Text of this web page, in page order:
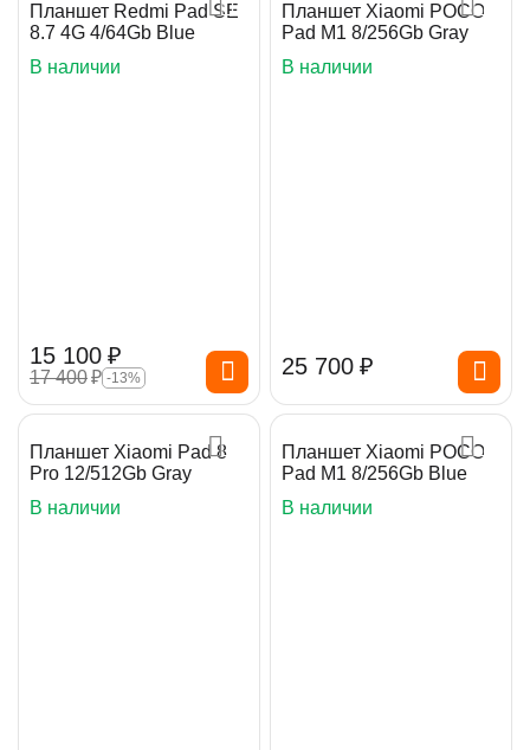
Планшет Redmi Pad SE
8.7 4G 4/64Gb Blue
В наличии
15 100 ₽
17 400₽ -13%
Планшет Xiaomi POCO
Pad M1 8/256Gb Gray
В наличии
25 700 ₽
Планшет Xiaomi Pad 8
Pro 12/512Gb Gray
В наличии
Планшет Xiaomi POCO
Pad M1 8/256Gb Blue
В наличии